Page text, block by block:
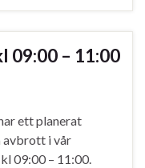
– 11:00
ett planerat
avbrott i vår
09:00 – 11:00.